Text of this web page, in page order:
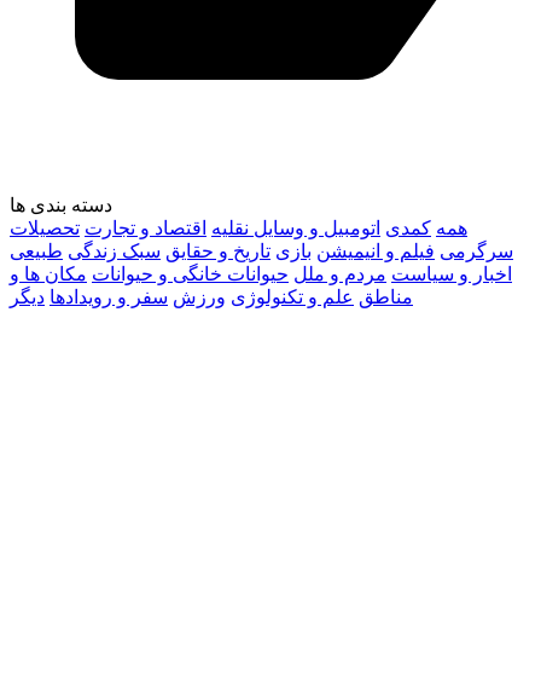
دسته بندی ها
همه کمدی اتومبیل و وسایل نقلیه اقتصاد و تجارت تحصیلات
سرگرمی فیلم و انیمیشن بازی تاریخ و حقایق سبک زندگی طبیعی
اخبار و سیاست مردم و ملل حیوانات خانگی و حیوانات مکان ها و
مناطق علم و تکنولوژی ورزش سفر و رویدادها دیگر